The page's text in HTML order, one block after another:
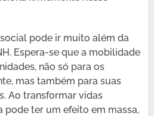
pode ir muito além da
Espera-se que a mobilidade
não só para os
mas também para suas
Ao transformar vidas
pode ter um efeito em massa,